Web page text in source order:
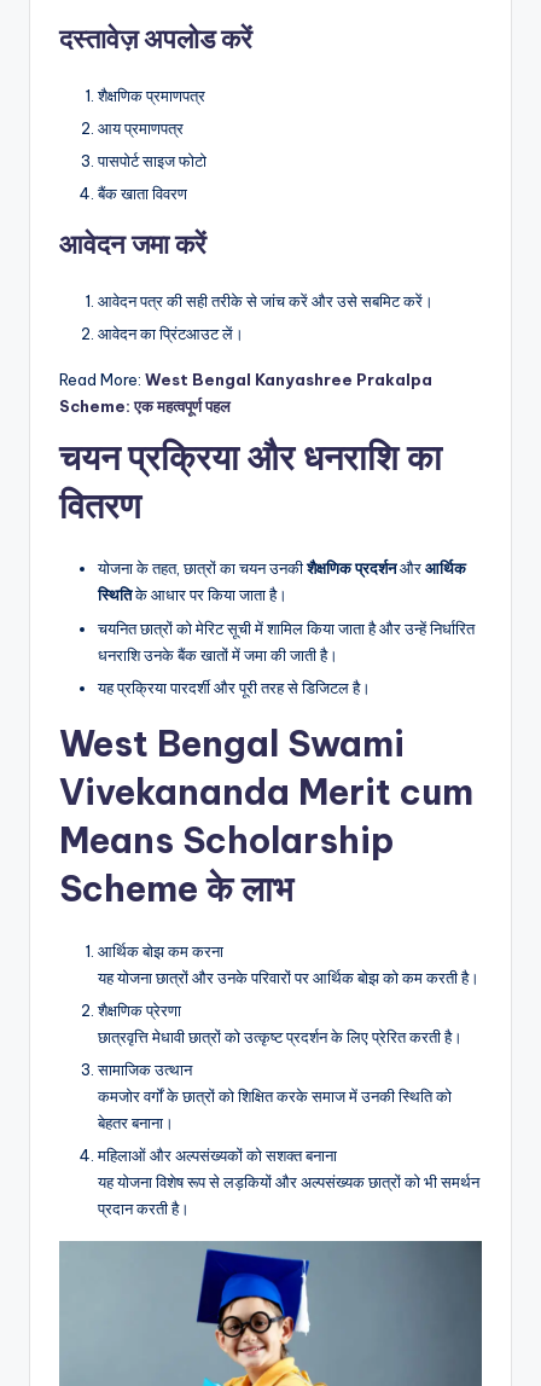
दस्तावेज़ अपलोड करें
शैक्षणिक प्रमाणपत्र
आय प्रमाणपत्र
पासपोर्ट साइज फोटो
बैंक खाता विवरण
आवेदन जमा करें
आवेदन पत्र की सही तरीके से जांच करें और उसे सबमिट करें।
आवेदन का प्रिंटआउट लें।
Read More: West Bengal Kanyashree Prakalpa
Scheme: एक महत्वपूर्ण पहल
चयन प्रक्रिया और धनराशि का
वितरण
योजना के तहत, छात्रों का चयन उनकीशैक्षणिकप्रदर्शनऔरआर्थिक
स्थितिके आधार पर किया जाता है।
चयनित छात्रों को मेरिट सूची में शामिल किया जाता है और उन्हें निर्धारित
धनराशि उनके बैंक खातों में जमा की जाती है।
यह प्रक्रिया पारदर्शी और पूरी तरह से डिजिटल है।
West Bengal Swami
Vivekananda Merit cum
Means Scholarship
Schemeके लाभ
आर्थिक बोझ कम करना
यह योजना छात्रों और उनके परिवारों पर आर्थिक बोझ को कम करती है।
शैक्षणिक प्रेरणा
छात्रवृत्ति मेधावी छात्रों को उत्कृष्ट प्रदर्शन के लिए प्रेरित करती है।
सामाजिक उत्थान
कमजोर वर्गों के छात्रों को शिक्षित करके समाज में उनकी स्थिति को
बेहतर बनाना।
महिलाओं और अल्पसंख्यकों को सशक्त बनाना
यह योजना विशेष रूप से लड़कियों और अल्पसंख्यक छात्रों को भी समर्थन
प्रदान करती है।